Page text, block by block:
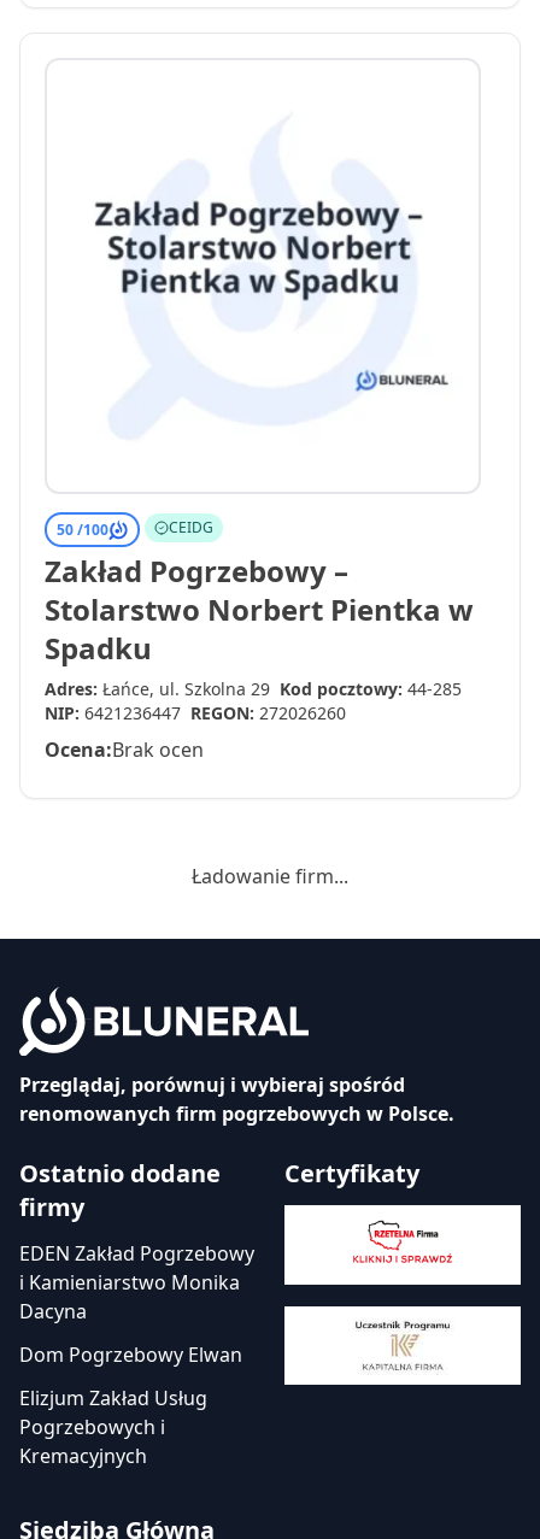
50 /100 CEIDG
Zakład Pogrzebowy –
Stolarstwo Norbert Pientka w
Spadku
Adres: Łańce, ul. Szkolna 29 Kod pocztowy: 44-285
NIP: 6421236447 REGON: 272026260
Ocena:Brak ocen
Ładowanie firm...
Przeglądaj, porównuj i wybieraj spośród
renomowanych firm pogrzebowych w Polsce.
Ostatnio dodane
firmy
EDEN Zakład Pogrzebowy
i Kamieniarstwo Monika
Dacyna
Dom Pogrzebowy Elwan
Elizjum Zakład Usług
Pogrzebowych i
Kremacyjnych
Certyfikaty
Siedziba Główna